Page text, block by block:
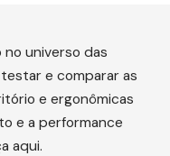
no universo das
testar e comparar as
e ergonômicas
e a performance
aqui.